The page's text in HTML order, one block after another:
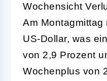
Wochensicht
Am Montagmittag
US-Dollar, was
von 2,9 Prozent
Wochenplus von